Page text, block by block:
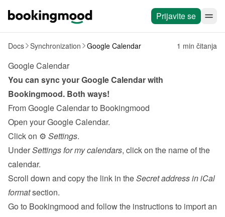
Prijavite se
Docs Synchronization Google Calendar 1 min čitanja
Google Calendar
You can sync your Google Calendar with
Bookingmood. Both ways!
From Google Calendar to Bookingmood
Open your Google Calendar.
Click on ⚙️ Settings.
Under Settings for my calendars, click on the name of the
calendar.
Scroll down and copy the link in the Secret address in iCal
format section.
Go to Bookingmood and follow the instructions to import an